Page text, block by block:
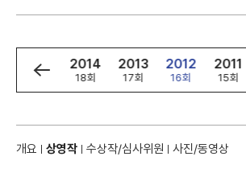
2015
19회
2014
18회
2013
17회
2012
16회
2011
15회
개요 상영작 수상작/심사위원 사진/동영상